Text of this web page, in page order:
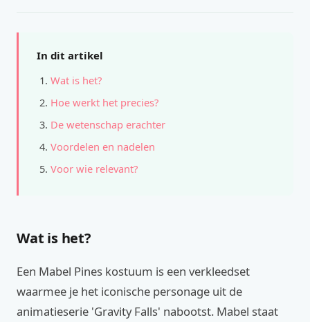
In dit artikel
Wat is het?
Hoe werkt het precies?
De wetenschap erachter
Voordelen en nadelen
Voor wie relevant?
Wat is het?
Een Mabel Pines kostuum is een verkleedset
waarmee je het iconische personage uit de
animatieserie 'Gravity Falls' nabootst. Mabel staat